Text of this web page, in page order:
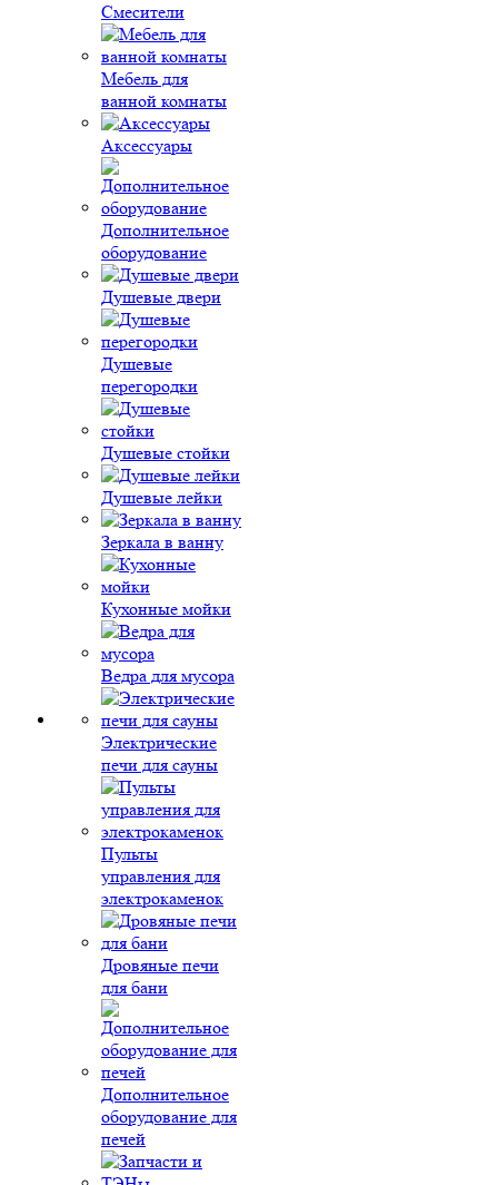
Смесители
Мебель для
ванной комнаты
Аксессуары
Дополнительное
оборудование
Душевые двери
Душевые
перегородки
Душевые стойки
Душевые лейки
Зеркала в ванну
Кухонные мойки
Ведра для мусора
Электрические
печи для сауны
Пульты
управления для
электрокаменок
Дровяные печи
для бани
Дополнительное
оборудование для
печей